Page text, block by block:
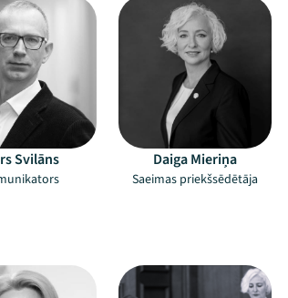
Svilāns Daiga Mieriņa
Saeimas priekšsēdētāja